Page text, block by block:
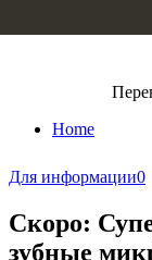
Home
Для информации0
Скоро:
зубные